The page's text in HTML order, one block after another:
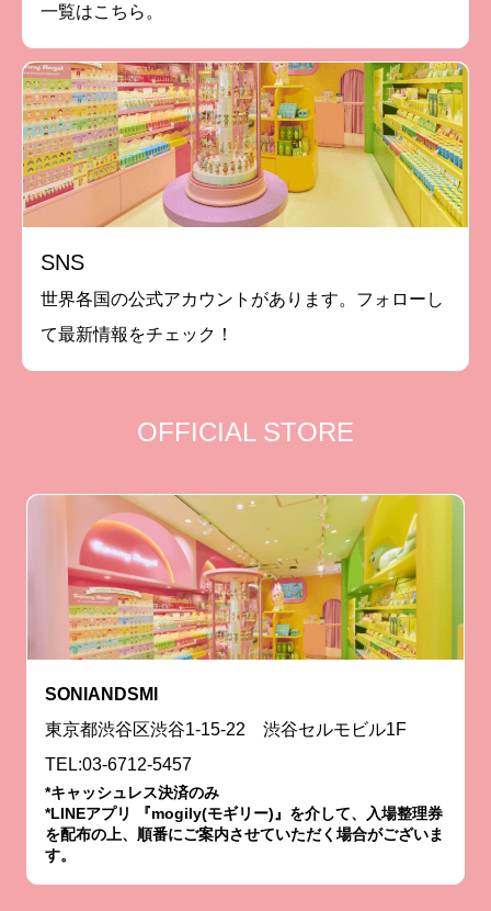
一覧はこちら。
SNS
世界各国の公式アカウントがあります。フォローし
て最新情報をチェック！
OFFICIAL STORE
SONIANDSMI
東京都渋谷区渋谷1-15-22 渋谷セルモビル1F
TEL:03-6712-5457
*キャッシュレス決済のみ
*LINEアプリ 『mogily(モギリー)』を介して、入場整理券
を配布の上、順番にご案内させていただく場合がございま
す。